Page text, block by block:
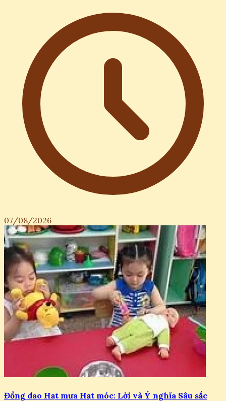
07/08/2026
Đồng dao Hạt mưa Hạt móc: Lời và Ý nghĩa Sâu sắc